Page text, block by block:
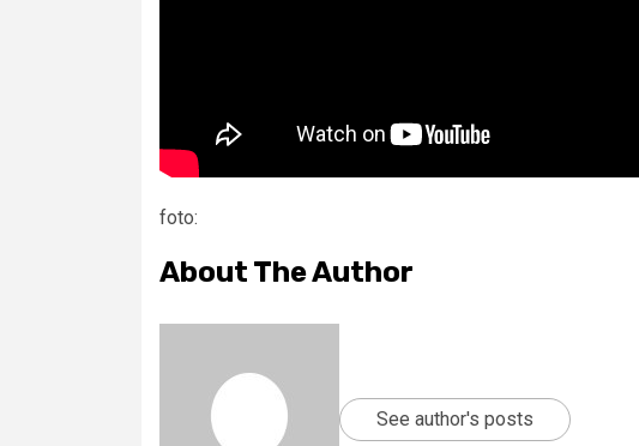
foto:
About The Author
See author's posts